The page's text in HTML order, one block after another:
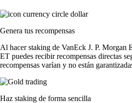
Genera tus recompensas
Al hacer staking de VanEck J. P. Morgan
ET puedes recibir recompensas directas
recompensas varían y no están
Haz staking de forma sencilla